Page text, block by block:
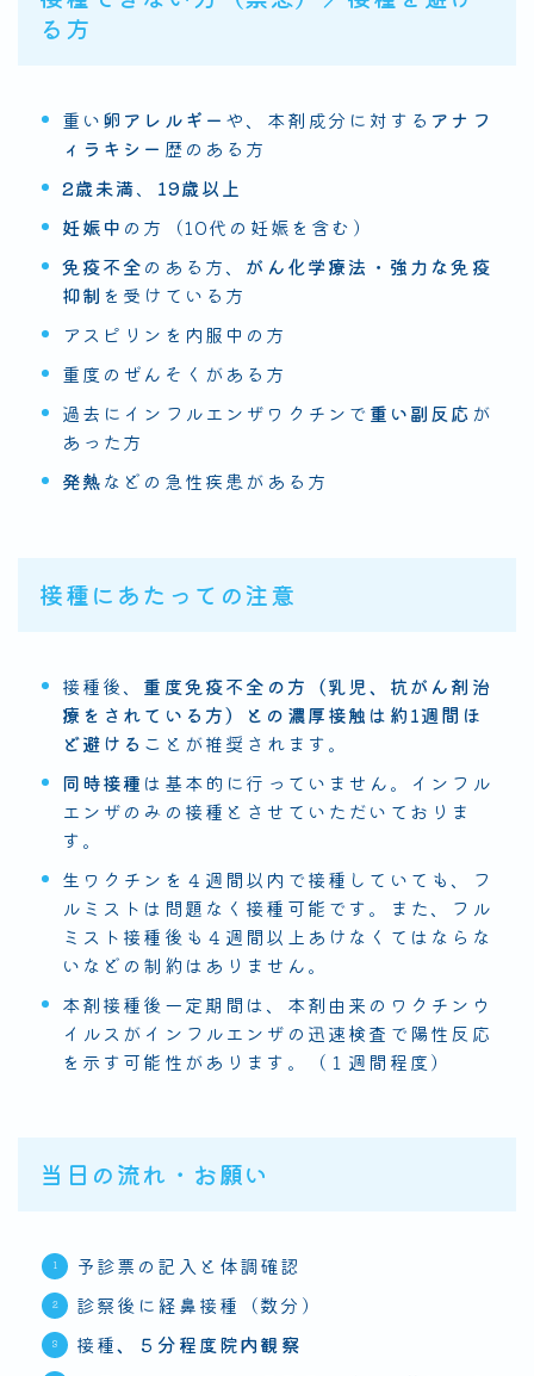
る方
重い卵アレルギー や、本剤成分に対する アナフ
ィラキシー 歴のある方
2歳未満、 19歳以上
妊娠中 の方（10代の妊娠を含む）
免疫不全のある方、 がん化学療法・強力な免疫
抑制 を受けている方
アスピリンを内服中の方
重度のぜんそくがある方
過去にインフルエンザワクチンで 重い副反応 が
あった方
発熱などの急性疾患がある方
接種にあたっての注意
接種後、 重度免疫不全の方（乳児、抗がん剤治
療をされている方）との濃厚接触は約1週間ほ
ど避ける ことが推奨されます。
同時接種 は基本的に行っていません。インフル
エンザのみの接種とさせていただいておりま
す。
生ワクチンを４週間以内で接種していても、フ
ルミストは問題なく接種可能です。また、フル
ミスト接種後も４週間以上あけなくてはならな
いなどの制約はありません。
本剤接種後一定期間は、本剤由来のワクチンウ
イルスがインフルエンザの迅速検査で陽性反応
を示す可能性があります。（１週間程度）
当日の流れ・お願い
予診票の記入と体調確認
診察後に経鼻接種（数分）
接種、５分程度院内観察